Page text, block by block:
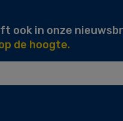
ook in onze
de hoogte.